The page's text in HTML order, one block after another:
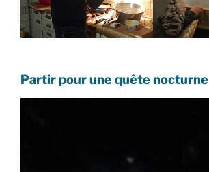
Partir pour une quête nocturne